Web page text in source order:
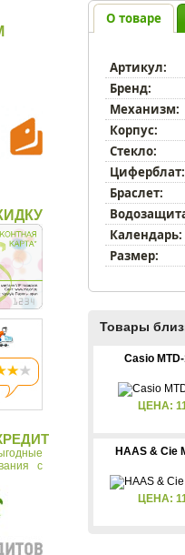
с
О товаре
Артикул:
Бренд:
Механизм:
Корпус:
Стекло:
Циферблат:
Браслет:
Календарь:
Размер:
Товары
Casio
ЦЕНА:
HAAS & Cie
ЦЕНА: